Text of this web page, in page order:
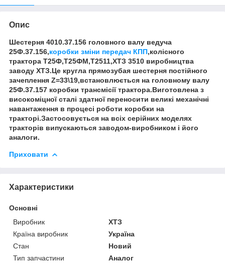
Опис
Шестерня 4010.37.156 головного валу ведуча
25Ф.37.156,коробки зміни передач КПП,колісного
трактора Т25Ф,Т25ФМ,Т2511,ХТЗ 3510 виробництва
заводу ХТЗ.Це кругла прямозубая шестерня постійного
зачеплення Z=33\19,встановлюється на головному валу
25Ф.37.157 коробки трансмісії трактора.Виготовлена з
високоміцної сталі здатної переносити великі механічні
навантаження в процесі роботи коробки на
тракторі.Застосовується на всіх серійних моделях
тракторів випускаються заводом-виробником і його
аналоги.
Приховати
Характеристики
Основні
Виробник
ХТЗ
Країна виробник
Україна
Стан
Новий
Тип запчастини
Аналог